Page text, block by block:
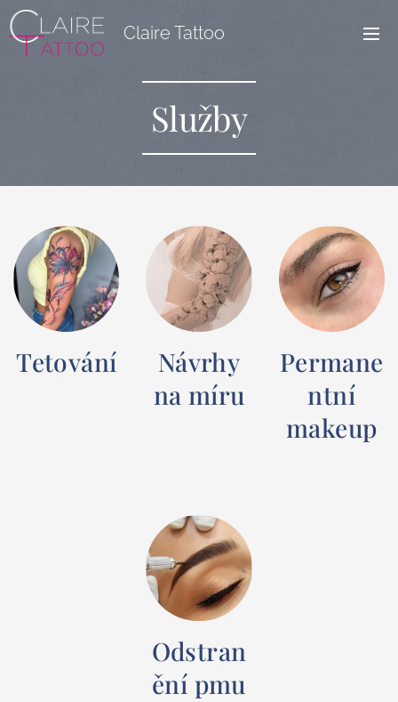
Claire Tattoo
Služby
Tetování
Návrhy
na míru
Permane
ntní
makeup
Odstran
ění pmu